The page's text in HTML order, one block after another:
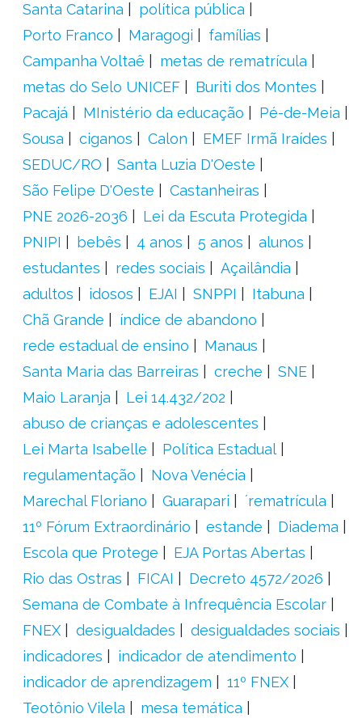
Santa Catarina
política pública
Porto Franco
Maragogi
famílias
Campanha Voltaê
metas de rematrícula
metas do Selo UNICEF
Buriti dos Montes
Pacajá
MInistério da educação
Pé-de-Meia
Sousa
ciganos Calon
EMEF Irmã Iraídes
SEDUC/RO
Santa Luzia D'Oeste
São Felipe D'Oeste
Castanheiras
PNE 2026-2036
Lei da Escuta Protegida
PNIPI
bebês 4 anos 5 anos
alunos
estudantes
redes sociais
Açailândia
adultos
idosos EJAI SNPPI
Itabuna
Chã Grande
índice de abandono
rede estadual de ensino
Manaus
Santa Maria das Barreiras
creche
SNE
Maio Laranja
Lei 14.432/202
abuso de crianças e adolescentes
Lei Marta Isabelle
Política Estadual
regulamentação
Nova Venécia
Marechal Floriano
Guarapari
´rematrícula
11º Fórum Extraordinário
estande
Diadema
Escola que Protege
EJA Portas Abertas
Rio das Ostras
FICAI
Decreto 4572/2026
Semana de Combate à Infrequência Escolar
FNEX
desigualdades
desigualdades sociais
indicadores
indicador de atendimento
indicador de aprendizagem
11º FNEX
Teotônio Vilela
mesa temática